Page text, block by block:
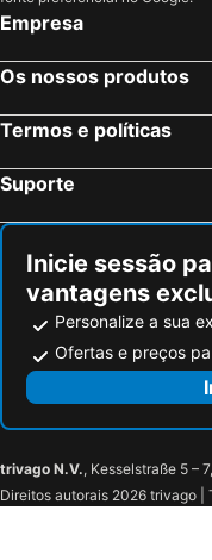
Empresa
Os nossos produtos
Termos e políticas
Suporte
Inicie sessão
vantagens
Personalize a sua
Ofertas e preços
trivago N.V., Kesselstraße 5 –
Direitos autorais 2026 trivago |